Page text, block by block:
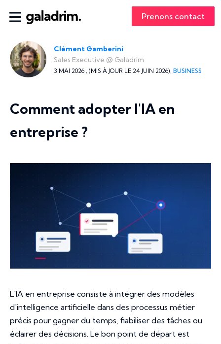
Prenons contact
Clément Gamberini
Sales Executive @ Galadrim
3 MAI 2026 , (MIS À JOUR LE 24 JUIN 2026), BUSINESS
Comment adopter l'IA en
entreprise ?
L'IA en entreprise consiste à intégrer des modèles
d'intelligence artificielle dans des processus métier
précis pour gagner du temps, fiabiliser des tâches ou
éclairer des décisions. Le bon point de départ est